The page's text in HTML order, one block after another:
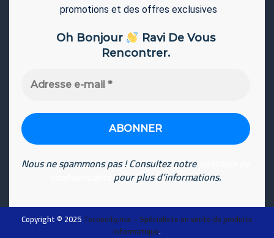
promotions et des offres exclusives
Oh Bonjour
Ravi De Vous
Rencontrer.
Nous ne spammons pas ! Consultez notre
pour plus d’informations.
Copyright © 2025Tecnocity.ma– Spécialiste en vente de produits
informatique.